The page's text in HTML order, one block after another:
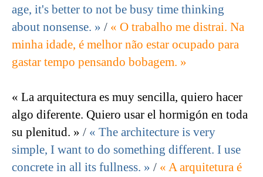
age, it's better to not be busy time thinking
about nonsense. » / « O trabalho me distrai. Na
minha idade, é melhor não estar ocupado para
gastar tempo pensando bobagem. »
« La arquitectura es muy sencilla, quiero hacer
algo diferente. Quiero usar el hormigón en toda
su plenitud. » / « The architecture is very
simple, I want to do something different. I use
concrete in all its fullness. » / « A arquitetura é